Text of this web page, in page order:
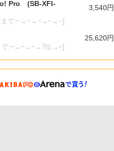
Pro (SB-XFI-
まで:−→−→−→−→−]
3,540円
で:−→−→−→7位→−]
25,620円